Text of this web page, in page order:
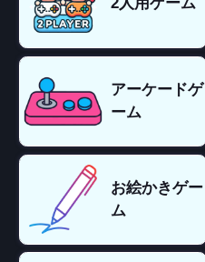
アーケードゲ
ーム
お絵かきゲー
ム